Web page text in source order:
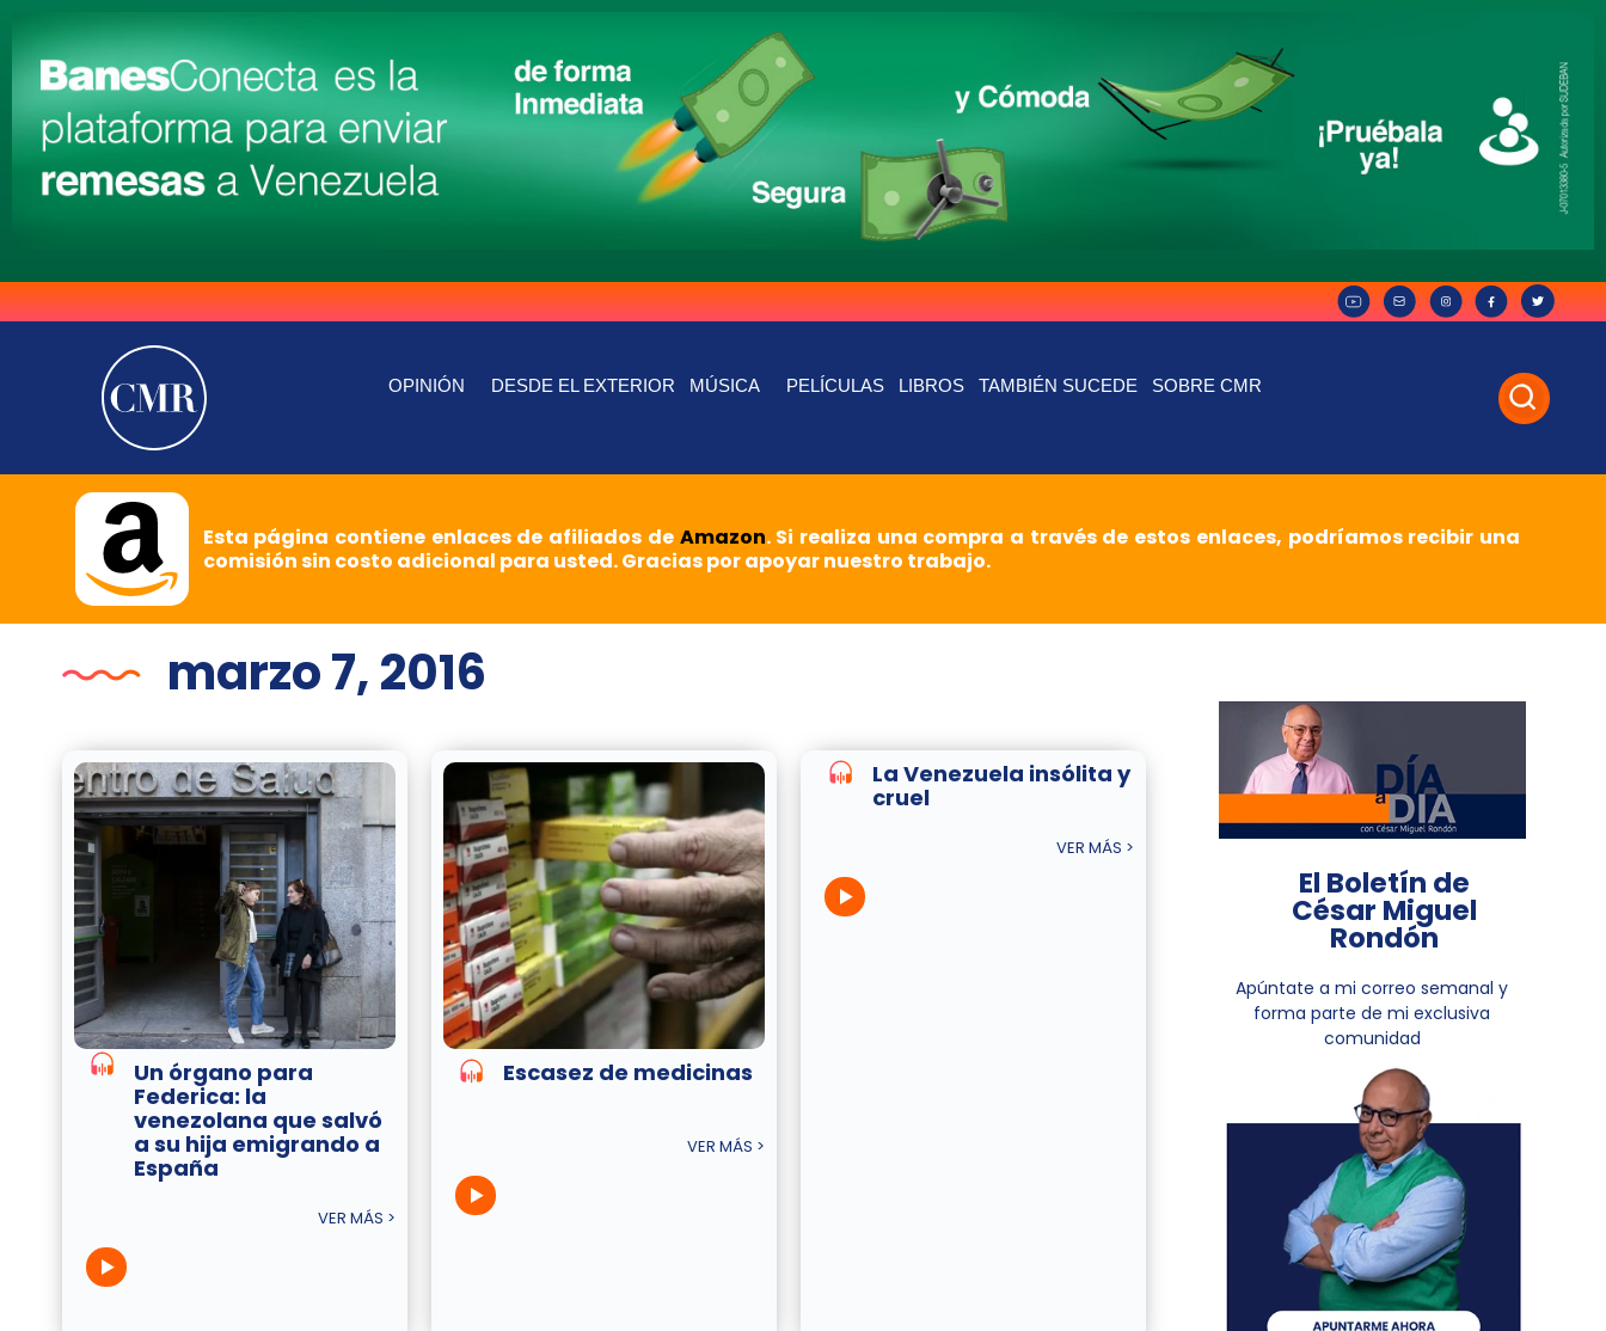
OPINIÓN DESDE EL EXTERIOR MÚSICA PELÍCULAS LIBROS TAMBIÉN SUCEDE SOBRE CMR
Esta página contiene enlaces de afiliados de Amazon. Si realiza una compra a través de estos enlaces, podríamos recibir una
comisión sin costo adicional para usted. Gracias por apoyar nuestro trabajo.
marzo 7, 2016
Un órgano para
Federica: la
venezolana que salvó
a su hija emigrando a
España
VER MÁS >
Escasez de medicinas
VER MÁS >
La Venezuela insólita y
cruel
VER MÁS >
El Boletín de
César Miguel
Rondón
Apúntate a mi correo semanal y
forma parte de mi exclusiva
comunidad